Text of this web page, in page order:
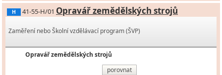
H 41-55-H/01 Opravář zemědělských strojů
Zaměření nebo Školní vzdělávací program (ŠVP)
Opravář zemědělských strojů
porovnat